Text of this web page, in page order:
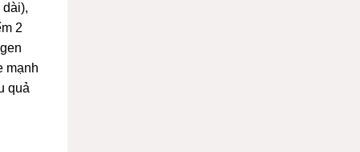
2
mạnh
quả